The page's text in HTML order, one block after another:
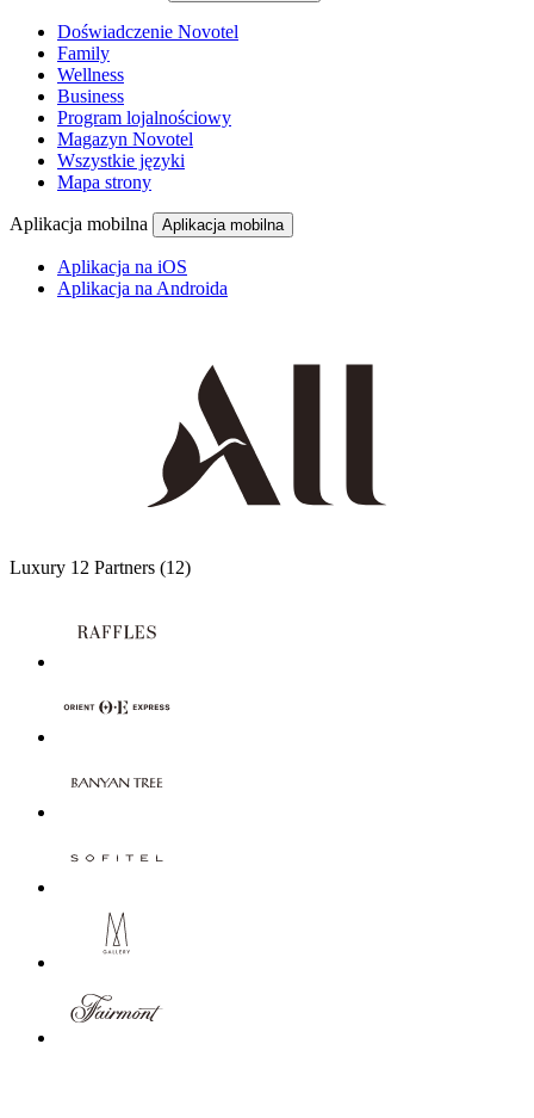
Doświadczenie Novotel
Family
Wellness
Business
Program lojalnościowy
Magazyn Novotel
Wszystkie języki
Mapa strony
Aplikacja mobilna Aplikacja mobilna
Aplikacja na iOS
Aplikacja na Androida
Luxury 12 Partners (12)